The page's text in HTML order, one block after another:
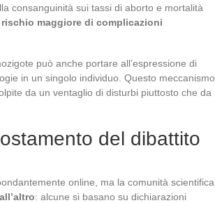
consanguinità sui tassi di aborto e mortalità
maggiore di complicazioni
può anche portare all’espressione di
in un singolo individuo. Questo meccanismo
da un ventaglio di disturbi piuttosto che da
del dibattito
online, ma la comunità scientifica
: alcune si basano su dichiarazioni